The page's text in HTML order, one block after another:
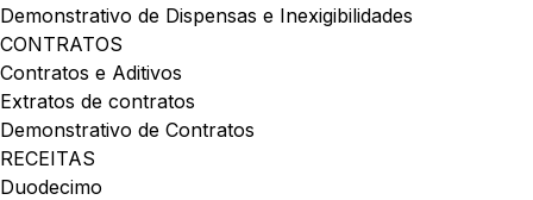
Demonstrativo de Dispensas e Inexigibilidades
CONTRATOS
Contratos e Aditivos
Extratos de contratos
Demonstrativo de Contratos
RECEITAS
Duodecimo